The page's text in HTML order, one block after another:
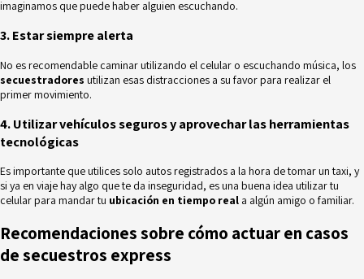
imaginamos que puede haber alguien escuchando.
3. Estar siempre alerta
No es recomendable caminar utilizando el celular o escuchando música, los
secuestradores utilizan esas distracciones a su favor para realizar el
primer movimiento.
4. Utilizar vehículos seguros y aprovechar las herramientas
tecnológicas
Es importante que utilices solo autos registrados a la hora de tomar un taxi, y
si ya en viaje hay algo que te da inseguridad, es una buena idea utilizar tu
celular para mandar tu ubicación en tiempo real a algún amigo o familiar.
Recomendaciones sobre cómo actuar en casos
de secuestros express